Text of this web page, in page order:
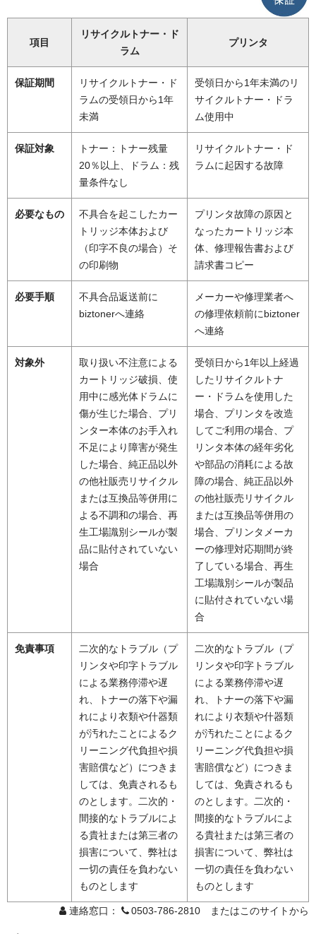
項目
リサイクルトナー・ド
ラム
プリンタ
保証期間
リサイクルトナー・ド
ラムの受領日から1年
未満
受領日から1年未満のリ
サイクルトナー・ドラ
ム使用中
保証対象
トナー：トナー残量
20％以上、ドラム：残
量条件なし
リサイクルトナー・ド
ラムに起因する故障
必要なもの
不具合を起こしたカー
トリッジ本体および
（印字不良の場合）そ
の印刷物
プリンタ故障の原因と
なったカートリッジ本
体、修理報告書および
請求書コピー
必要手順
不具合品返送前に
biztonerへ連絡
メーカーや修理業者へ
の修理依頼前にbiztoner
へ連絡
対象外
取り扱い不注意による
カートリッジ破損、使
用中に感光体ドラムに
傷が生じた場合、プリ
ンター本体のお手入れ
不足により障害が発生
した場合、純正品以外
の他社販売リサイクル
または互換品等併用に
よる不調和の場合、再
生工場識別シールが製
品に貼付されていない
場合
受領日から1年以上経過
したリサイクルトナ
ー・ドラムを使用した
場合、プリンタを改造
してご利用の場合、プ
リンタ本体の経年劣化
や部品の消耗による故
障の場合、純正品以外
の他社販売リサイクル
または互換品等併用の
場合、プリンタメーカ
ーの修理対応期間が終
了している場合、再生
工場識別シールが製品
に貼付されていない場
合
免責事項
二次的なトラブル（プ
リンタや印字トラブル
による業務停滞や遅
れ、トナーの落下や漏
れにより衣類や什器類
が汚れたことによるク
リーニング代負担や損
害賠償など）につきま
しては、免責されるも
のとします。二次的・
間接的なトラブルによ
る貴社または第三者の
損害について、弊社は
一切の責任を負わない
ものとします
二次的なトラブル（プ
リンタや印字トラブル
による業務停滞や遅
れ、トナーの落下や漏
れにより衣類や什器類
が汚れたことによるク
リーニング代負担や損
害賠償など）につきま
しては、免責されるも
のとします。二次的・
間接的なトラブルによ
る貴社または第三者の
損害について、弊社は
一切の責任を負わない
ものとします
連絡窓口： 0503-786-2810 またはこのサイトから